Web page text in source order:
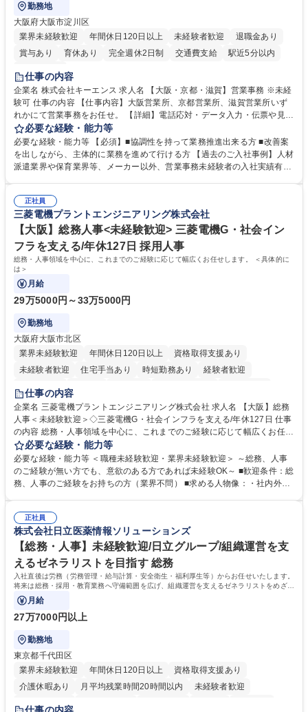
勤務地
大阪府大阪市淀川区
業界未経験歓迎
年間休日120日以上 未経験者歓迎
退職金あり
賞与あり
育休あり 完全週休2日制 交通費支給
駅近5分以内
土日祝休み
仕事の内容
企業名 株式会社キーエンス 求人名 【大阪・京都・滋賀】営業事務 ※未経
験可 仕事の内容 【仕事内容】大阪営業所、京都営業所、滋賀営業所いず
れかにて営業事務をお任せ。 【詳細】電話応対・データ入力・伝票や見積
の作成・カタログ送付・来客対応・営業所内で発生する事務業務や業務改
善をお任せ。 【教育制度】ご入社後、育成担当とペアになりながらOJTに
て業務を覚えていただくことが可能です。業務システムがきちんと構築さ
れているため、スムーズに仕事に慣れることができる環境です。また、
募集職種 【大阪・京都・滋賀】営業事務 ※未経験可
必要な経験・能力等
必要な経験・能力等 【必須】■協調性を持って業務推進出来る方 ■改善案
を出しながら、主体的に業務を進めて行ける方 【過去のご入社事例】人材
派遣業界や保育業界等、メーカー以外、営業事務未経験者の入社実績有
えて、お客様や社員の状況に合わせ、能動的なサポート、改善の動きも期
待され。組織を支えるスペシャリストとして、チームに貢献し、結果的に
社員から頼られる存在になることができます。平均19:30の退勤以降の業
務の持ち帰りも禁止されており、メリハリのある働き方となります。 学
歴・資格 学歴：大学院 大学 高専 短大 語学力： 資格：
正社員
三菱電機プラントエンジニアリング株式会社
【大阪】総務人事<未経験歓迎> 三菱電機G・社会イン
フラを支える/年休127日 採用人事
総務・人事領域を中心に、これまでのご経験に応じて幅広くお任せします。 ＜具体的に
は＞
月給
29万5000円～33万5000円
勤務地
大阪府大阪市北区
業界未経験歓迎
年間休日120日以上
資格取得支援あり
未経験者歓迎
住宅手当あり 時短勤務あり
経験者歓迎
退職金あり
駅近5分以内
土日祝休み 服装自由 寮・社宅あり 食事補助あり
仕事の内容
企業名 三菱電機プラントエンジニアリング株式会社 求人名 【大阪】総務
人事＜未経験歓迎＞◇三菱電機G・社会インフラを支える/年休127日 仕事
の内容 総務・人事領域を中心に、これまでのご経験に応じて幅広くお任せ
します。 ＜具体的には＞ ・総務/人事労務（給与・社保・勤怠管理など）
・採用・教育研修 ・福利厚生運用 など ※基本的には事務所勤務ですが、
採用や教育等の業務内容により、関西圏以外への日帰り・宿泊を伴う国内
出張もございます。 ※担当業務を持ちつつ、お互いに助け合いながら、総
必要な経験・能力等
必要な経験・能力等 ＜職種未経験歓迎・業界未経験歓迎＞ ～総務、人事
のご経験が無い方でも、意欲のある方であれば未経験OK～ ■歓迎条件：総
務、人事のご経験をお持ちの方（業界不問） ■求める人物像：・社内外の
正社員
株式会社日立医薬情報ソリューションズ
【総務・人事】未経験歓迎/日立グループ/組織運営を支
えるゼネラリストを目指す 総務
入社直後は労務（労務管理・給与計算・安全衛生・福利厚生等）からお任せいたします。
将来は総務・採用・教育業務へ守備範囲を広げ、組織運営を支えるゼネラリストをめざせ
ます。
月給
27万7000円以上
勤務地
東京都千代田区
業界未経験歓迎
年間休日120日以上
資格取得支援あり
介護休暇あり
月平均残業時間20時間以内
未経験者歓迎
住宅手当あり